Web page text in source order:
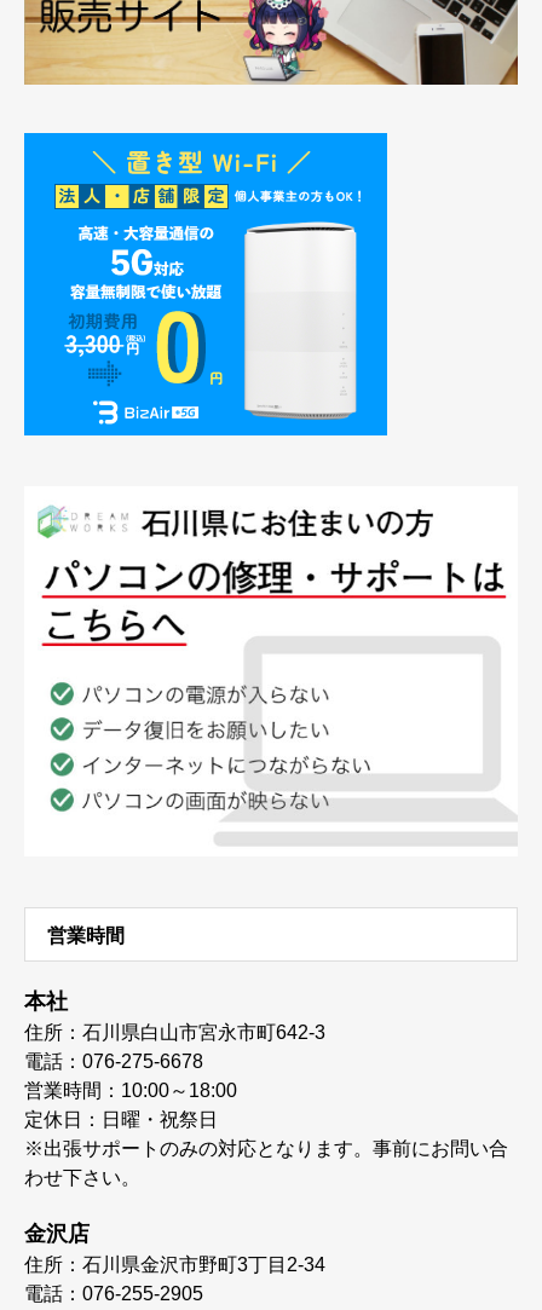
営業時間
本社
住所：石川県白山市宮永市町642-3
電話：076-275-6678
営業時間：10:00～18:00
定休日：日曜・祝祭日
※出張サポートのみの対応となります。事前にお問い合
わせ下さい。
金沢店
住所：石川県金沢市野町3丁目2-34
電話：076-255-2905